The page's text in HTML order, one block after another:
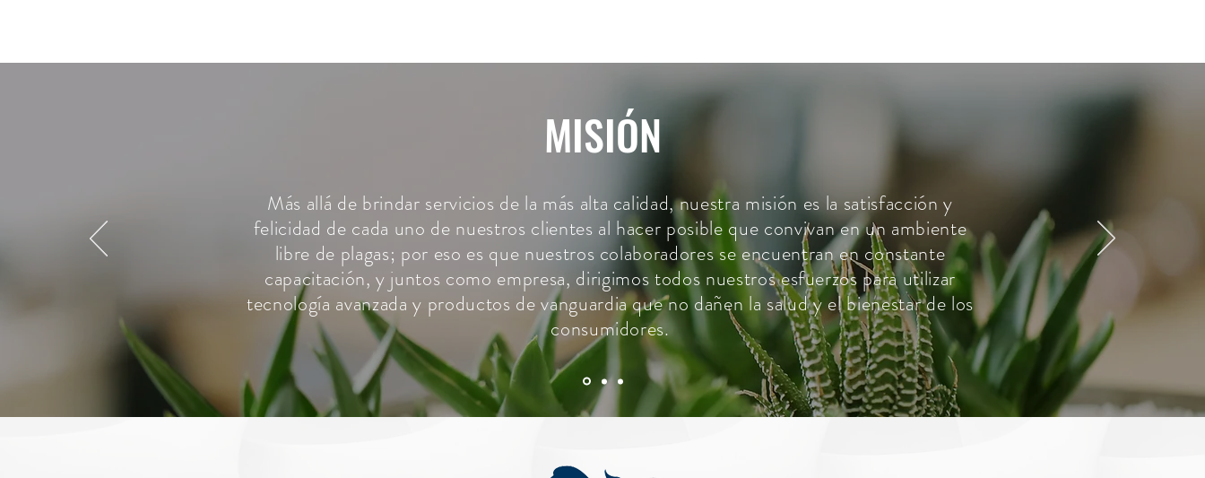
MISIÓN
Más allá de brindar servicios de la más alta calidad, nuestra misión es la satisfacción y
felicidad de cada uno de nuestros clientes al hacer posible que convivan en un ambiente
libre de plagas; por eso es que nuestros colaboradores se encuentran en constante
capacitación, y juntos como empresa, dirigimos todos nuestros esfuerzos para utilizar
tecnología avanzada y productos de vanguardia que no dañen la salud y el bienestar de los
consumidores.